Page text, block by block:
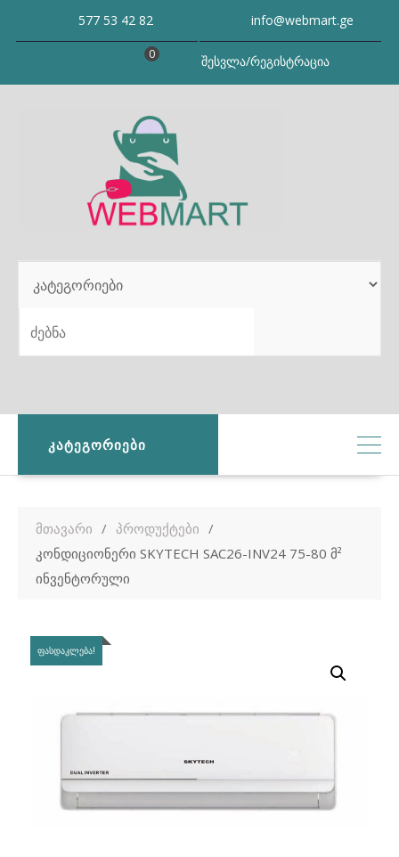
577 53 42 82 info@webmart.ge
შესვლა/რეგისტრაცია
0
SEARCH
ᲙᲐᲢᲔᲒᲝᲠᲘᲔᲑᲘ
მთავარი
პროდუქტები
კონდიციონერი SKYTECH SAC26-INV24 75-80 მ²
ინვენტორული
ᲤᲐᲡᲓᲐᲙᲚᲔᲑᲐ!